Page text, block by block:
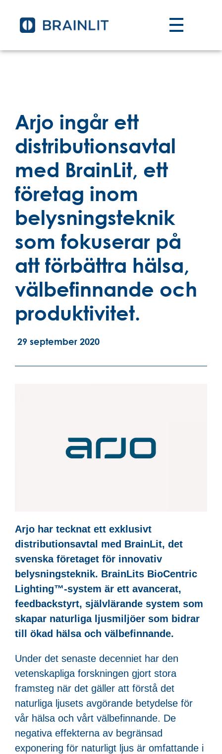
Arjo ingår ett
distributionsavtal
med BrainLit, ett
företag inom
belysningsteknik
som fokuserar på
att förbättra hälsa,
välbefinnande och
produktivitet.
29 september 2020
Arjo har tecknat ett exklusivt
distributionsavtal med BrainLit, det
svenska företaget för innovativ
belysningsteknik. BrainLits BioCentric
Lighting™-system är ett avancerat,
feedbackstyrt, självlärande system som
skapar naturliga ljusmiljöer som bidrar
till ökad hälsa och välbefinnande.
Under det senaste decenniet har den
vetenskapliga forskningen gjort stora
framsteg när det gäller att förstå det
naturliga ljusets avgörande betydelse för
vår hälsa och vårt välbefinnande. De
negativa effekterna av begränsad
exponering för naturligt ljus är omfattande i